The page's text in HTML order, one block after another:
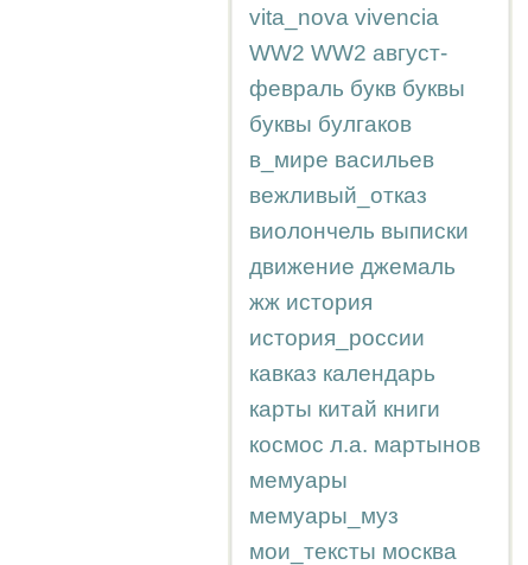
vita_nova vivencia
WW2 WW2 август-
февраль букв буквы
буквы булгаков
в_мире васильев
вежливый_отказ
виолончель выписки
движение джемаль
жж история
история_россии
кавказ календарь
карты китай книги
космос л.а. мартынов
мемуары
мемуары_муз
мои_тексты москва